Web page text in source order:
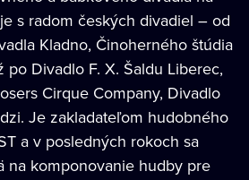
s radom českých divadiel – od
Kladno, Činoherného štúdia
po Divadlo F. X. Šaldu Liberec,
Cirque Company, Divadlo
Je zakladateľom hudobného
a v posledných rokoch sa
na komponovanie hudby pre